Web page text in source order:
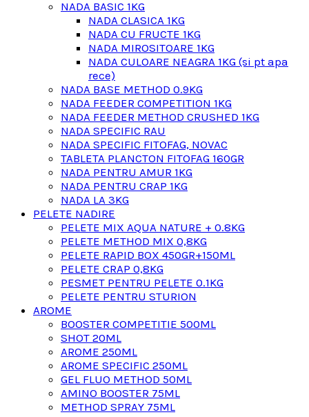
NADA BASIC 1KG
NADA CLASICA 1KG
NADA CU FRUCTE 1KG
NADA MIROSITOARE 1KG
NADA CULOARE NEAGRA 1KG (si pt apa
rece)
NADA BASE METHOD 0.9KG
NADA FEEDER COMPETITION 1KG
NADA FEEDER METHOD CRUSHED 1KG
NADA SPECIFIC RAU
NADA SPECIFIC FITOFAG, NOVAC
TABLETA PLANCTON FITOFAG 160GR
NADA PENTRU AMUR 1KG
NADA PENTRU CRAP 1KG
NADA LA 3KG
PELETE NADIRE
PELETE MIX AQUA NATURE + 0.8KG
PELETE METHOD MIX 0,8KG
PELETE RAPID BOX 450GR+150ML
PELETE CRAP 0,8KG
PESMET PENTRU PELETE 0.1KG
PELETE PENTRU STURION
AROME
BOOSTER COMPETITIE 500ML
SHOT 20ML
AROME 250ML
AROME SPECIFIC 250ML
GEL FLUO METHOD 50ML
AMINO BOOSTER 75ML
METHOD SPRAY 75ML